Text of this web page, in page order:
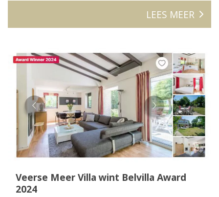
LEES MEER
Veerse Meer Villa wint Belvilla Award
2024